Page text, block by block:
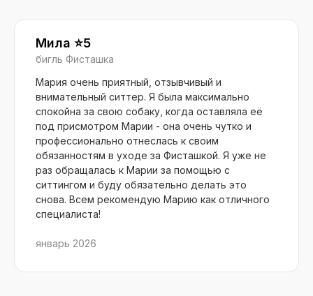
Мила ⭐️5
бигль Фисташка
Мария очень приятный, отзывчивый и
внимательный ситтер. Я была максимально
спокойна за свою собаку, когда оставляла её
под присмотром Марии - она очень чутко и
профессионально отнеслась к своим
обязанностям в уходе за Фисташкой. Я уже не
раз обращалась к Марии за помощью с
ситтингом и буду обязательно делать это
снова. Всем рекомендую Марию как отличного
специалиста!
январь 2026